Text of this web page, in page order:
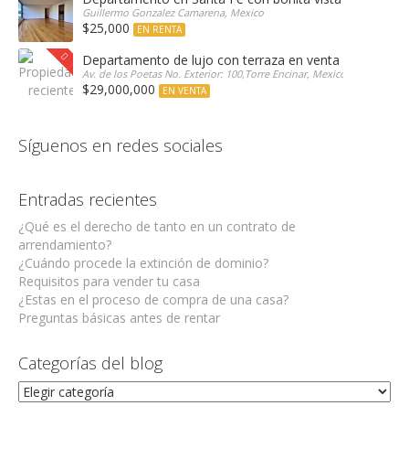
Guillermo Gonzalez Camarena, Mexico
$25,000 EN RENTA
Departamento de lujo con terraza en venta Encinar en
Av. de los Poetas No. Exterior: 100,Torre Encinar, Mexico
$29,000,000 EN VENTA
Síguenos en redes sociales
Entradas recientes
¿Qué es el derecho de tanto en un contrato de
arrendamiento?
¿Cuándo procede la extinción de dominio?
Requisitos para vender tu casa
¿Estas en el proceso de compra de una casa?
Preguntas básicas antes de rentar
Categorías del blog
Categorías
del